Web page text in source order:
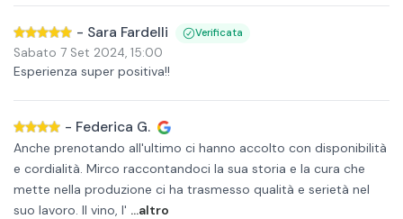
- Sara Fardelli Verificata
Sabato 7 Set 2024, 15:00
Esperienza super positiva!!
- Federica G.
Anche prenotando all'ultimo ci hanno accolto con disponibilità
e cordialità. Mirco raccontandoci la sua storia e la cura che
mette nella produzione ci ha trasmesso qualità e serietà nel
suo lavoro. Il vino, l' ...altro